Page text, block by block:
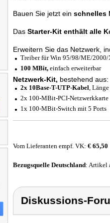
Bauen Sie jetzt ein schnelles
Das Starter-Kit enthält alle
Erweitern Sie das Netzwerk,
Treiber für Win 95/98/ME/2000/
100 MBit, einfach erweiterbar
Netzwerk-Kit, bestehend aus:
2x 10Base-T-UTP-Kabel,
2x 100-MBit-PCI-Netzwerkkarte
1x 100-MBit-Switch mit 5 Ports
Vom Lieferanten empf. VK: € 65,50
Bezugsquelle Deutschland: Artikel
Diskussions-